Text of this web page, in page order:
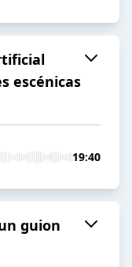
escénicas
19:40
guion